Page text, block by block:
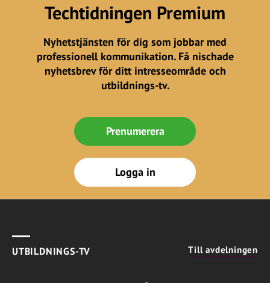
Techtidningen Premium
Nyhetstjänsten för dig som jobbar med
professionell kommunikation. Få nischade
nyhetsbrev för ditt intresseområde och
utbildnings-tv.
Prenumerera
Logga in
UTBILDNINGS-TV Till avdelningen